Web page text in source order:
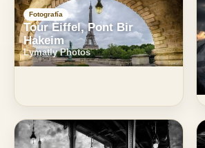
Fotografía
Tour Eiffel, Pont Bir
Hakeim
Lymatly Photos